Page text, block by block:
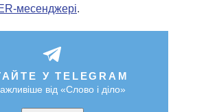
месенджері.
У TELEGRAM
від «Слово і діло»